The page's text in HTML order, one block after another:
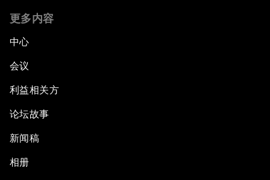
更多内容
中心
会议
利益相关方
论坛故事
新闻稿
相册